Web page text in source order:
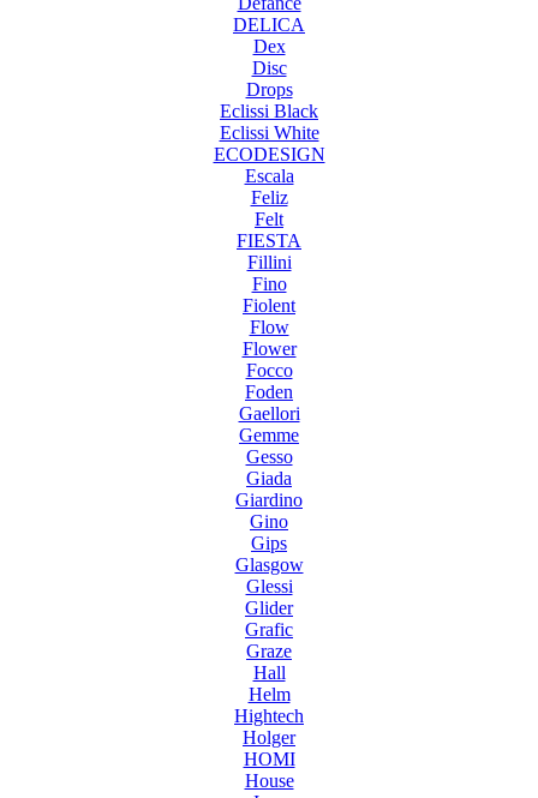
DELICA
Dex
Disc
Drops
Eclissi Black
Eclissi White
ECODESIGN
Escala
Feliz
Felt
FIESTA
Fillini
Fino
Fiolent
Flow
Flower
Focco
Foden
Gaellori
Gemme
Gesso
Giada
Giardino
Gino
Gips
Glasgow
Glessi
Glider
Grafic
Graze
Hall
Helm
Hightech
Holger
HOMI
House